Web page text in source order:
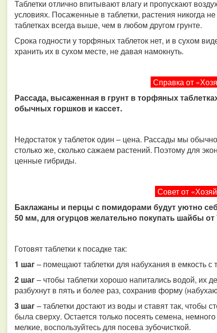
Таблетки отлично впитывают влагу и пропускают
условиях. Посаженные в таблетки, растения никогда
таблетках всегда выше, чем в любом другом грунте.
Срока годности у торфяных таблеток нет, и в сухом
хранить их в сухом месте, не давая намокнуть.
Справка от
Рассада, высаженная в грунт в торфяных
обычных горшков и кассет.
Недостаток у таблеток один – цена. Рассады мы
столько же, сколько сажаем растений. Поэтому для
ценные гибриды.
Совет от
Баклажаны и перцы с помидорами будут уютно
50 мм, для огурцов желательно покупать шайбы
Готовят таблетки к посадке так:
1 шаг– помещают таблетки для набухания в емкость с
2 шаг– чтобы таблетки хорошо напитались водой, их
разбухнут в пять и более раз, сохранив форму
3 шаг– таблетки достают из воды и ставят так, чтобы
была сверху. Остается только посеять семена,
мелкие, воспользуйтесь для посева зубочисткой.